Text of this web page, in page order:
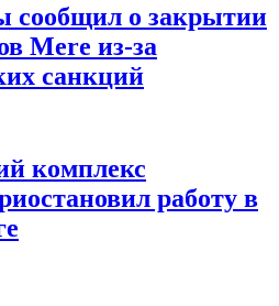
о закрытии
Mere из-за
санкций
комплекс
работу в